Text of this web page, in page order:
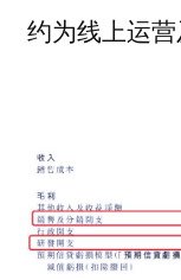
约为线上运营